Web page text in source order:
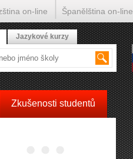
Zkušenosti studentů
Jazykové kurzy
on-line Španělština on-line